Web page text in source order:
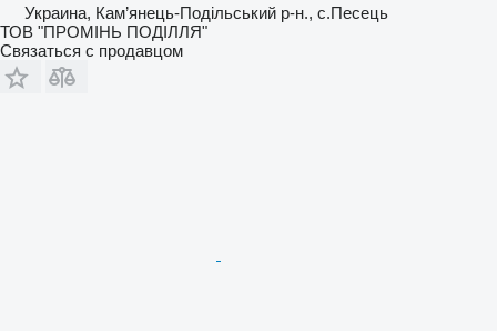
Украина, Кам’янець-Подільський р-н., с.Песець
ТОВ "ПРОМІНЬ ПОДІЛЛЯ"
Связаться с продавцом